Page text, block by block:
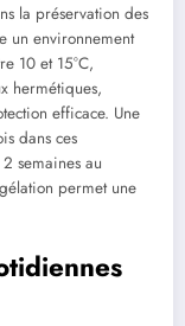
la préservation des
un environnement
10 et 15°C,
hermétiques,
efficace. Une
dans ces
semaines au
permet une